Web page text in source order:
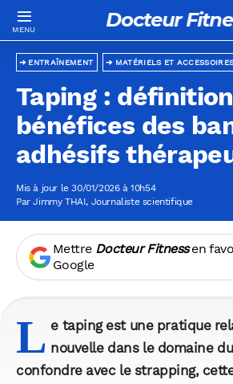
Docteur
MATÉRIELS ET
ENTRAÎNEMENT
Taping :
bénéfices des
adhésifs
Mis à jour le 30/01/2026 à 10h54
ParJimmy THAI, Journaliste scientifique
Mettre Docteur Fitnessen
Google
L e taping est une pratique
nouvelle dans le domaine
confondre avec le strapping,